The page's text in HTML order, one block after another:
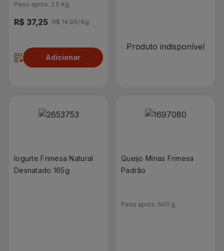
Peso aprox. 2.5 Kg.
R$ 37,25 R$ 14,90/ Kg.
Adicionar
Produto indisponível
Iogurte Frimesa Natural
Desnatado 165g
Queijo Minas Frimesa
Padrão
Peso aprox. 500 g.